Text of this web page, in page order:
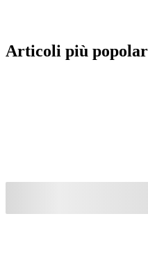
Articoli più